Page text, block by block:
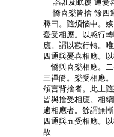
諂誑及眠覆 通憂
憍喜樂皆捨 餘四
釋曰。隨煩惱中。
憂受相應。以慼行
應。謂以歡行轉。
四通與憂喜相應。
憍與喜樂相應。
三禪僑。樂受相應
頌言背捨者。此上
皆與捨受相應。相
遍相應者。餘謂無
四通與五受相應。
故